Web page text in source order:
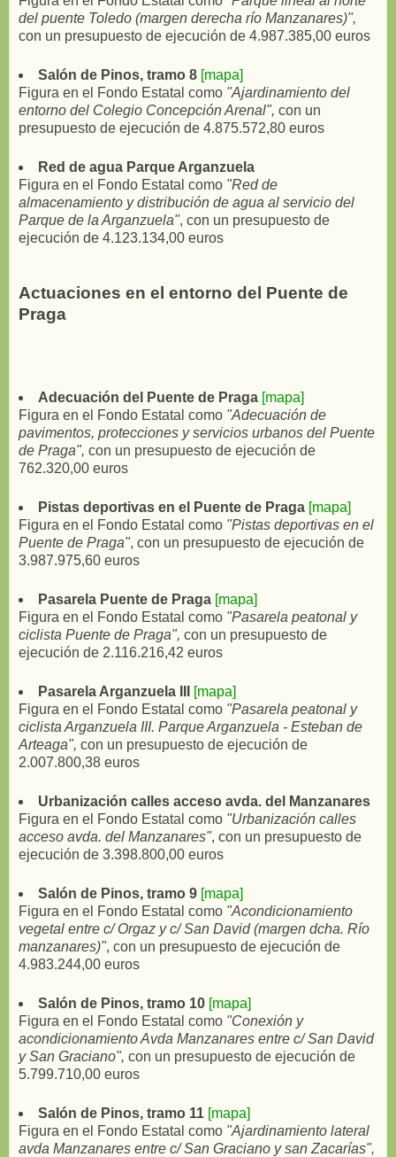
del puente Toledo (margen derecha río Manzanares)",
con un presupuesto de ejecución de 4.987.385,00 euros
Salón de Pinos, tramo 8 [mapa]
Figura en el Fondo Estatal como "Ajardinamiento del
entorno del Colegio Concepción Arenal", con un
presupuesto de ejecución de 4.875.572,80 euros
Red de agua Parque Arganzuela
Figura en el Fondo Estatal como "Red de
almacenamiento y distribución de agua al servicio del
Parque de la Arganzuela", con un presupuesto de
ejecución de 4.123.134,00 euros
Actuaciones en el entorno del Puente de
Praga
Adecuación del Puente de Praga [mapa]
Figura en el Fondo Estatal como "Adecuación de
pavimentos, protecciones y servicios urbanos del Puente
de Praga", con un presupuesto de ejecución de
762.320,00 euros
Pistas deportivas en el Puente de Praga [mapa]
Figura en el Fondo Estatal como "Pistas deportivas en el
Puente de Praga", con un presupuesto de ejecución de
3.987.975,60 euros
Pasarela Puente de Praga [mapa]
Figura en el Fondo Estatal como "Pasarela peatonal y
ciclista Puente de Praga", con un presupuesto de
ejecución de 2.116.216,42 euros
Pasarela Arganzuela III
[mapa]
Figura en el Fondo Estatal como "Pasarela peatonal y
ciclista Arganzuela III. Parque Arganzuela - Esteban de
Arteaga", con un presupuesto de ejecución de
2.007.800,38 euros
Urbanización calles acceso avda. del Manzanares
Figura en el Fondo Estatal como "Urbanización calles
acceso avda. del Manzanares", con un presupuesto de
ejecución de 3.398.800,00 euros
Salón de Pinos, tramo 9 [mapa]
Figura en el Fondo Estatal como "Acondicionamiento
vegetal entre c/ Orgaz y c/ San David (margen dcha. Río
manzanares)", con un presupuesto de ejecución de
4.983.244,00 euros
Salón de Pinos, tramo 10 [mapa]
Figura en el Fondo Estatal como "Conexión y
acondicionamiento Avda Manzanares entre c/ San David
y San Graciano", con un presupuesto de ejecución de
5.799.710,00 euros
Salón de Pinos, tramo 11 [mapa]
Figura en el Fondo Estatal como "Ajardinamiento lateral
avda Manzanares entre c/ San Graciano y san Zacarías",